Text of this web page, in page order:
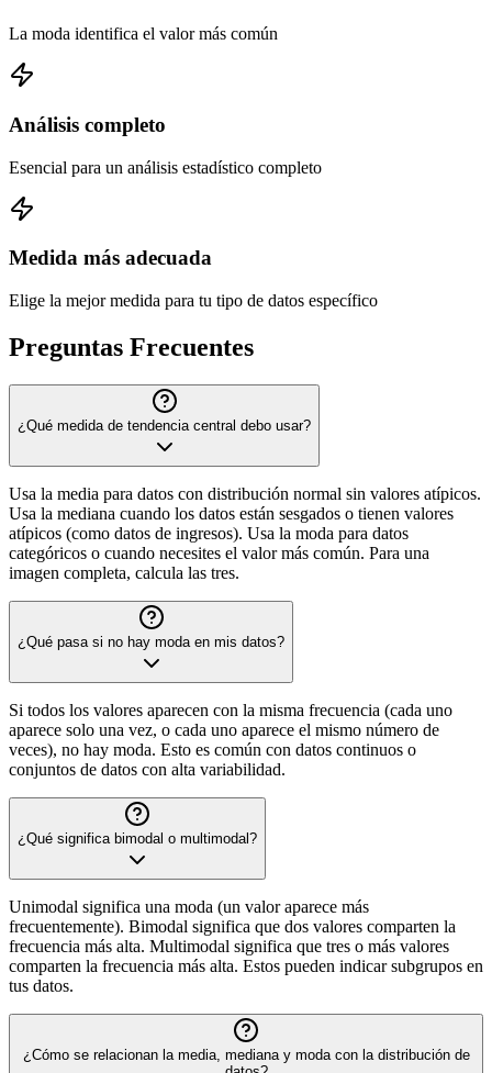
La moda identifica el valor más común
Análisis completo
Esencial para un análisis estadístico completo
Medida más adecuada
Elige la mejor medida para tu tipo de datos específico
Preguntas Frecuentes
¿Qué medida de tendencia central debo usar?
Usa la media para datos con distribución normal sin valores atípicos.
Usa la mediana cuando los datos están sesgados o tienen valores
atípicos (como datos de ingresos). Usa la moda para datos
categóricos o cuando necesites el valor más común. Para una
imagen completa, calcula las tres.
¿Qué pasa si no hay moda en mis datos?
Si todos los valores aparecen con la misma frecuencia (cada uno
aparece solo una vez, o cada uno aparece el mismo número de
veces), no hay moda. Esto es común con datos continuos o
conjuntos de datos con alta variabilidad.
¿Qué significa bimodal o multimodal?
Unimodal significa una moda (un valor aparece más
frecuentemente). Bimodal significa que dos valores comparten la
frecuencia más alta. Multimodal significa que tres o más valores
comparten la frecuencia más alta. Estos pueden indicar subgrupos en
tus datos.
¿Cómo se relacionan la media, mediana y moda con la distribución de